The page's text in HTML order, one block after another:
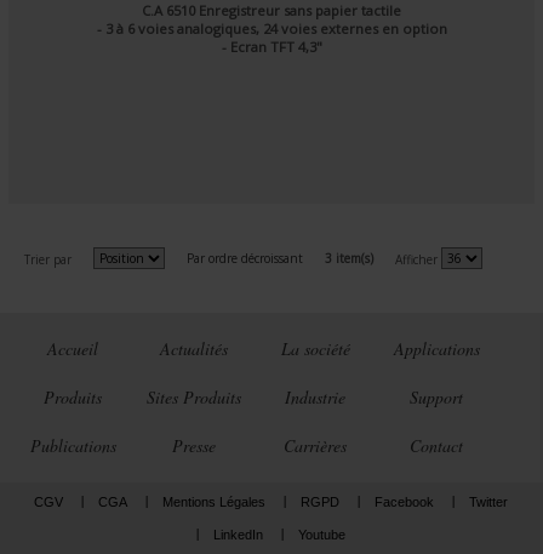
C.A 6510 Enregistreur sans papier tactile
- 3 à 6 voies analogiques, 24 voies externes en option
- Ecran TFT 4,3"
Trier par Par ordre décroissant 3 item(s) Afficher
Accueil Actualités La société Applications
Produits Sites Produits Industrie Support
Publications Presse Carrières Contact
CGV CGA Mentions Légales RGPD Facebook Twitter
LinkedIn Youtube